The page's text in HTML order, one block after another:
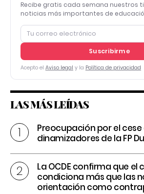
Recibe gratis cada semana nuestros
noticias más importantes de
Suscribirme
Acepto el Aviso legal y la Política de privacidad
LAS MÁS LEÍDAS
Preocupación por el cese
dinamizadores de la FP
La OCDE confirma que
condiciona más que las
orientación como